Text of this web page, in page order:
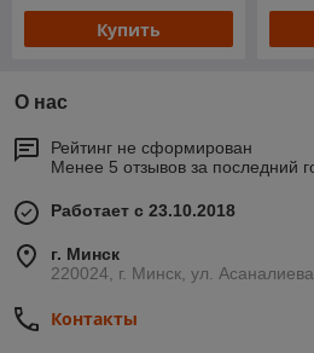
Купить
О нас
Рейтинг не сформирован
Менее 5 отзывов за последний
Работает с 23.10.2018
г. Минск
220024, г. Минск, ул.
Контакты